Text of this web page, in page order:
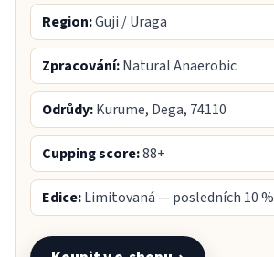
Region:Guji / Uraga
Zpracování:Natural Anaerobic
Odrůdy:Kurume, Dega, 74110
Cupping score:88+
Edice:Limitovaná — posledních 10 %